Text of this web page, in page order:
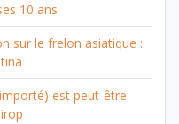
10 ans
sur le frelon asiatique :
est peut-être